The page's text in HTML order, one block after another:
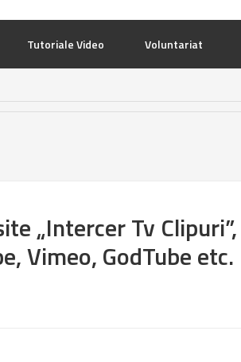
Tutoriale Video Voluntariat
„Intercer Tv Clipuri”,
Vimeo, GodTube etc.